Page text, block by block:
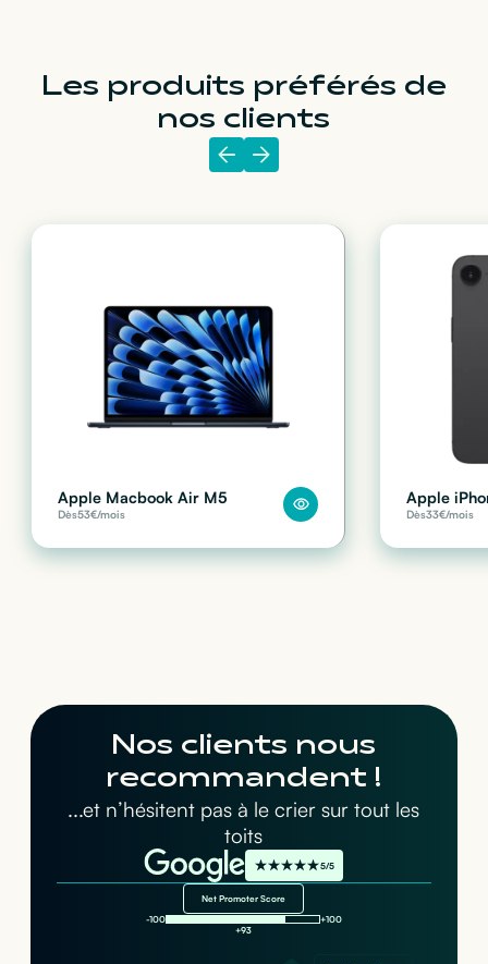
Les produits préférés de
nos clients
Apple Macbook Air M5
Dès53€/mois
Apple
Dès33€/mois
Nos clients nous
recommandent !
...et n’hésitent pas à le crier sur tout les
toits
5/5
Net Promoter Score
-100
+100
+93